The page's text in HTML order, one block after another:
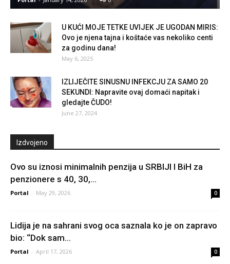
U KUĆI MOJE TETKE UVIJEK JE UGODAN MIRIS:
Ovo je njena tajna i koštaće vas nekoliko centi
za godinu dana!
May 6, 2025
IZLIJEČITE SINUSNU INFEKCJU ZA SAMO 20
SEKUNDI: Napravite ovaj domaći napitak i
gledajte ČUDO!
June 27, 2024
Izdvojeno
Ovo su iznosi minimalnih penzija u SRBIJI I BiH za
penzionere s 40, 30,...
Portal - May 29, 2026 0
Lidija je na sahrani svog oca saznala ko je on zapravo
bio: “Dok sam...
Portal - April 17, 2026 0